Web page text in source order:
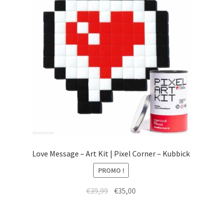
Love Message – Art Kit | Pixel Corner – Kubbick
PROMO !
€39,99 Le
€35,00